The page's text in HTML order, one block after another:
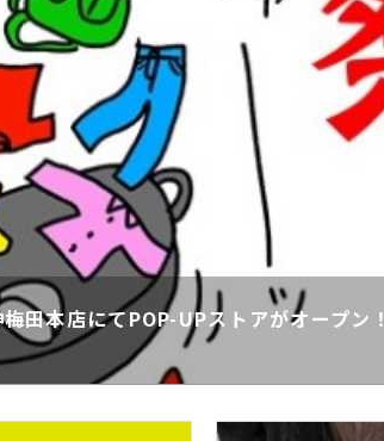
田本店にてPOP-UPストアがオープン！